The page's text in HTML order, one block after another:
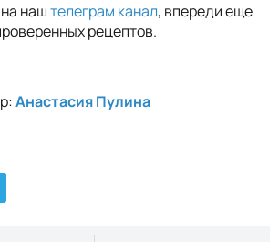
наштелеграм канал, впереди еще
рецептов.
Анастасия Пулина